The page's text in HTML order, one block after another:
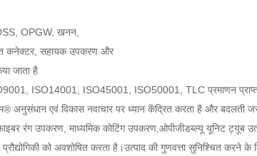
OPGW, खनन,
कनेक्टर, सहायक उपकरण और
जाता है
ISO14001, ISO45001, ISO50001, TLC प्रमाणन
एवं विकास नवाचार पर ध्यान केंद्रित करता है और बदलती
रंग उपकरण, माध्यमिक कोटिंग उपकरण,ओपीजीडब्ल्यू यूनिट ट्यूब
को अवशोषित करता है।उत्पाद की गुणवत्ता सुनिश्चित